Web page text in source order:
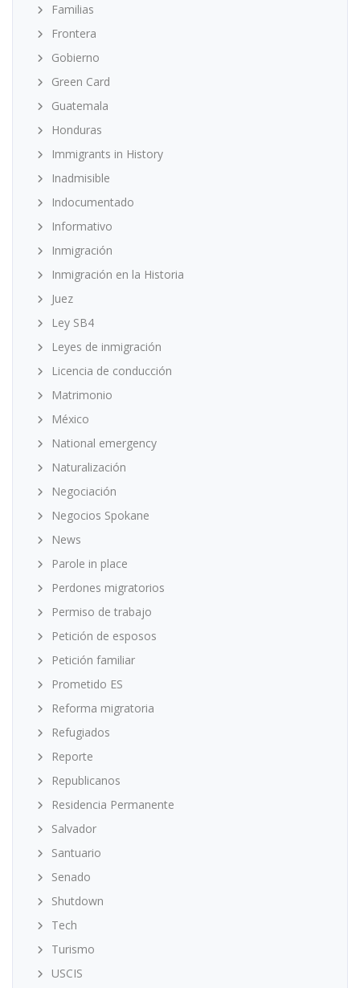
Familias
Frontera
Gobierno
Green Card
Guatemala
Honduras
Immigrants in History
Inadmisible
Indocumentado
Informativo
Inmigración
Inmigración en la Historia
Juez
Ley SB4
Leyes de inmigración
Licencia de conducción
Matrimonio
México
National emergency
Naturalización
Negociación
Negocios Spokane
News
Parole in place
Perdones migratorios
Permiso de trabajo
Petición de esposos
Petición familiar
Prometido ES
Reforma migratoria
Refugiados
Reporte
Republicanos
Residencia Permanente
Salvador
Santuario
Senado
Shutdown
Tech
Turismo
USCIS